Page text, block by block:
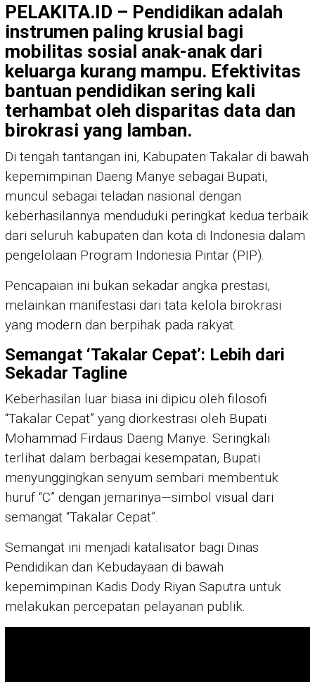
PELAKITA.ID – Pendidikan adalah
instrumen paling krusial bagi
mobilitas sosial anak-anak dari
keluarga kurang mampu. Efektivitas
bantuan pendidikan sering kali
terhambat oleh disparitas data dan
birokrasi yang lamban.
Di tengah tantangan ini, Kabupaten Takalar di bawah
kepemimpinan Daeng Manye sebagai Bupati,
muncul sebagai teladan nasional dengan
keberhasilannya menduduki peringkat kedua terbaik
dari seluruh kabupaten dan kota di Indonesia dalam
pengelolaan Program Indonesia Pintar (PIP).
Pencapaian ini bukan sekadar angka prestasi,
melainkan manifestasi dari tata kelola birokrasi
yang modern dan berpihak pada rakyat.
Semangat ‘Takalar Cepat’: Lebih dari
Sekadar Tagline
Keberhasilan luar biasa ini dipicu oleh filosofi
“Takalar Cepat” yang diorkestrasi oleh Bupati
Mohammad Firdaus Daeng Manye. Seringkali
terlihat dalam berbagai kesempatan, Bupati
menyunggingkan senyum sembari membentuk
huruf “C” dengan jemarinya—simbol visual dari
semangat “Takalar Cepat”.
Semangat ini menjadi katalisator bagi Dinas
Pendidikan dan Kebudayaan di bawah
kepemimpinan Kadis Dody Riyan Saputra untuk
melakukan percepatan pelayanan publik.